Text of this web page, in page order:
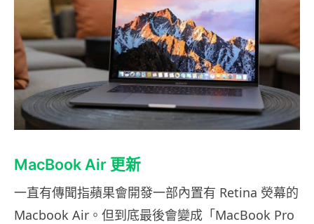
MacBook Air 更新
一直有傳聞指蘋果會開發一部內置有 Retina 熒幕的
Macbook Air。但到底最後會變成「MacBook Pro